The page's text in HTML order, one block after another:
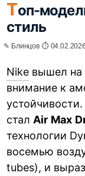
Топ-
стиль
✎ Блинцов ⏱
Nike вышел на
внимание к
стал Air Max
технологии
восемью
tubes), и